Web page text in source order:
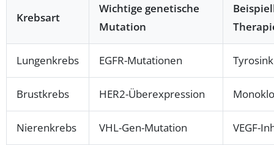
Krebsart
Wichtige genetische
Mutation
Lungenkrebs EGFR-Mutationen
Brustkrebs HER2-Überexpression
Nierenkrebs VHL-Gen-Mutation VEGF-